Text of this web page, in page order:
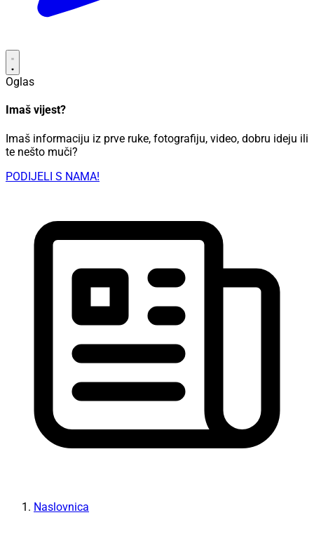
Oglas
Imaš vijest?
Imaš informaciju iz prve ruke, fotografiju, video, dobru ideju ili
te nešto muči?
PODIJELI S NAMA!
Naslovnica